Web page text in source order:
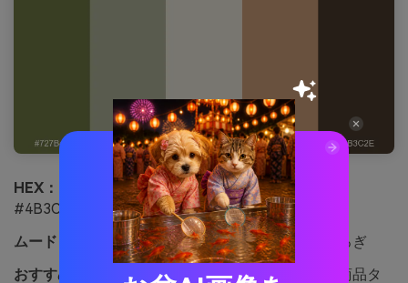
HEX：
#727B45 #B1B59A #EFE8DC #D0A07C
#4B3C2E
ムード：
日差しを浴びた、クリエイティブ、くつろぎ
おすすめ用途：
陶器ショップのブランディングと商品タ